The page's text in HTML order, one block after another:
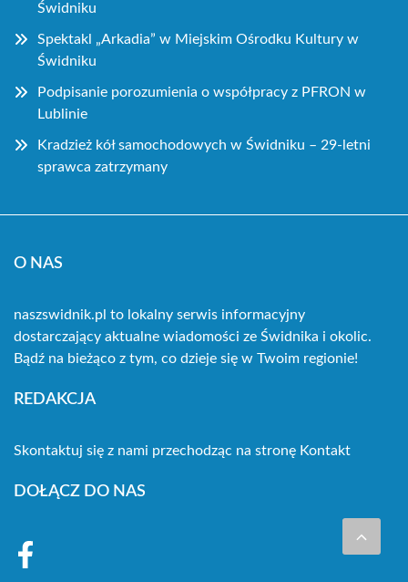
Świdniku
Spektakl „Arkadia” w Miejskim Ośrodku Kultury w
Świdniku
Podpisanie porozumienia o współpracy z PFRON w
Lublinie
Kradzież kół samochodowych w Świdniku – 29-letni
sprawca zatrzymany
O NAS
naszswidnik.pl to lokalny serwis informacyjny
dostarczający aktualne wiadomości ze Świdnika i okolic.
Bądź na bieżąco z tym, co dzieje się w Twoim regionie!
REDAKCJA
Skontaktuj się z nami przechodząc na stronę Kontakt
DOŁĄCZ DO NAS